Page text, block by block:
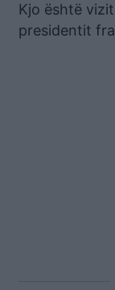
Kjo është
presidentit